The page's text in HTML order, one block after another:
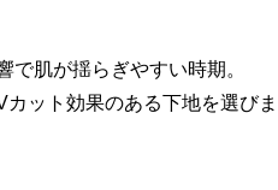
で肌が揺らぎやすい時期。
ット効果のある下地を選びま